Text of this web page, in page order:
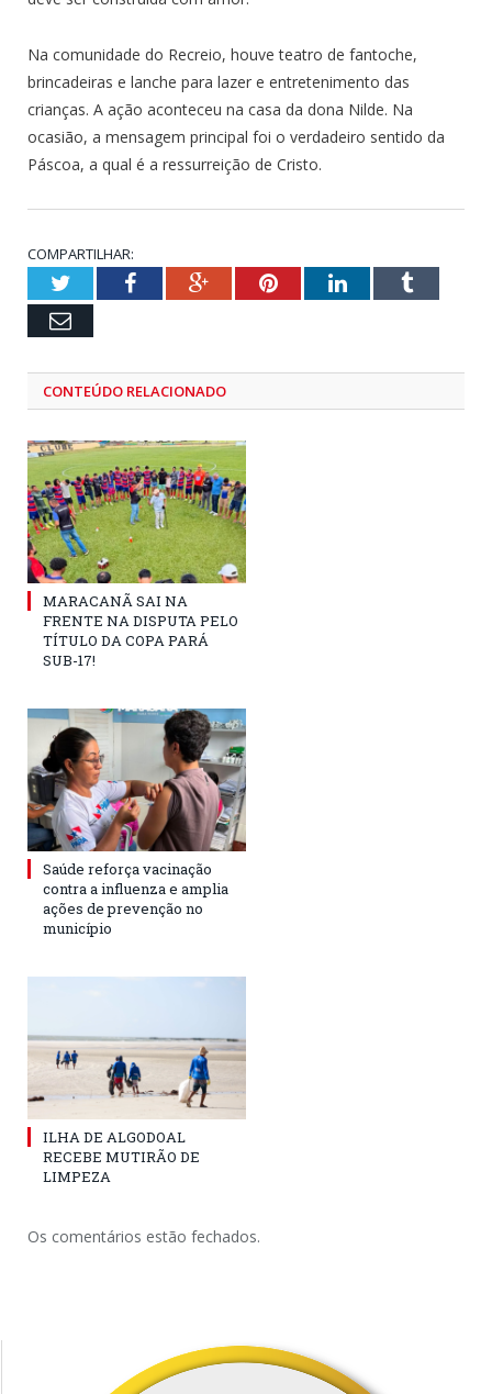
Na comunidade do Recreio, houve teatro de fantoche,
brincadeiras e lanche para lazer e entretenimento das
crianças. A ação aconteceu na casa da dona Nilde. Na
ocasião, a mensagem principal foi o verdadeiro sentido da
Páscoa, a qual é a ressurreição de Cristo.
COMPARTILHAR:
TwitterFacebookGoogle+PinterestLinkedInTumblr
Email
CONTEÚDO RELACIONADO
MARACANÃ SAI NA
FRENTE NA DISPUTA PELO
TÍTULO DA COPA PARÁ
SUB-17!
Saúde reforça vacinação
contra a influenza e amplia
ações de prevenção no
município
ILHA DE ALGODOAL
RECEBE MUTIRÃO DE
LIMPEZA
Os comentários estão fechados.